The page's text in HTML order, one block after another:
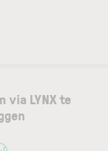
via LYNX te